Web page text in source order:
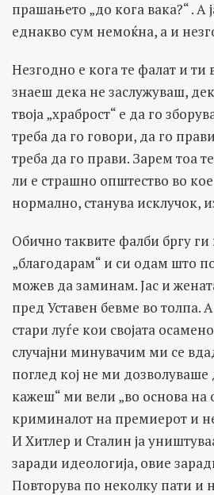
прашањето „до кога вака?“ . А
еднакво сум немоќна, а и
Незгодно е кога те фалат и ти
знаеш дека не заслужуваш,
твоја „храброст“ е да го
треба да го говори, да го
треба да го прави. Зарем тоа
ли е страшно општество во
нормално, станува исклучок,
Обично таквите фалби бргу
„благодарам“ и си одам што
можев да заминам. Јас и
пред Уставен бевме во толпа.
стари луѓе кои својата
случајни минувачим ми се
поглед кој не ми
кажеш“ ми вели „во основа на
криминалот на премиерот и
И Хитлер и Сталин ја
заради идеологија, овие
Повторува по неколку пати и